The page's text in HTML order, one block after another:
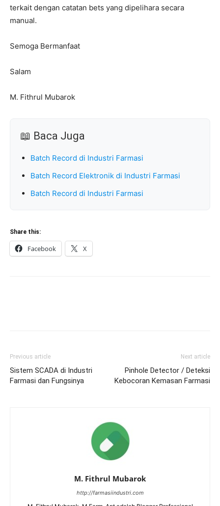
terkait dengan catatan bets yang dipelihara secara
manual.
Semoga Bermanfaat
Salam
M. Fithrul Mubarok
📖 Baca Juga
Batch Record di Industri Farmasi
Batch Record Elektronik di Industri Farmasi
Batch Record di Industri Farmasi
Share this:
Facebook X
Previous article
Sistem SCADA di Industri
Farmasi dan Fungsinya
Next article
Pinhole Detector / Deteksi
Kebocoran Kemasan Farmasi
M. Fithrul Mubarok
http://farmasiindustri.com